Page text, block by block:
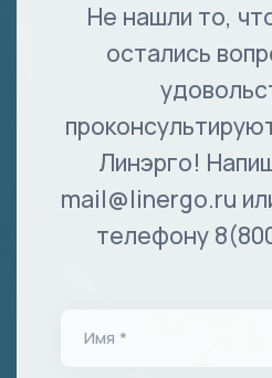
Не нашли то,
остались
Линэрго!
mail@linergo.ru
телефону
Имя *